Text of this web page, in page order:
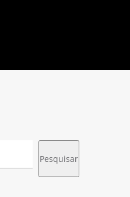
Pesquisar